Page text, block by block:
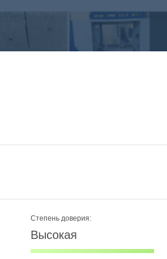
Степень доверия:
Высокая